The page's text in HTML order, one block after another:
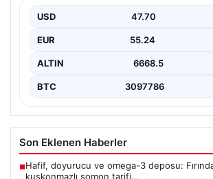
USD 47.70
EUR 55.24
ALTIN 6668.5
BTC 3097786
Son Eklenen Haberler
■Hafif, doyurucu ve omega-3 deposu:
kuşkonmazlı somon tarifi…